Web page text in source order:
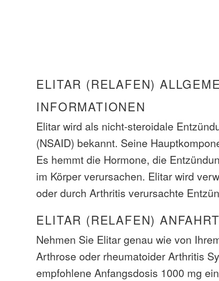
ELITAR (RELAFEN)
INFORMATIONEN
Elitar wird als nicht-steroidale
(NSAID) bekannt. Seine
Es hemmt die Hormone, die
im Körper verursachen. Elitar wird
oder durch Arthritis verursachte
ELITAR (RELAFEN)
Nehmen Sie Elitar genau wie von
Arthrose oder rheumatoider Arthritis
empfohlene Anfangsdosis 1000 mg